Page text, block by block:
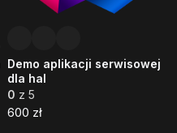
Demo aplikacji serwisowej
dla hal
0 z 5
600 zł